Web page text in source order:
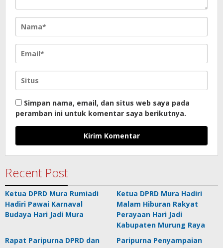
Simpan nama, email, dan situs web saya pada
peramban ini untuk komentar saya berikutnya.
Recent Post
Ketua DPRD Mura Rumiadi
Hadiri Pawai Karnaval
Budaya Hari Jadi Mura
Ketua DPRD Mura Hadiri
Malam Hiburan Rakyat
Perayaan Hari Jadi
Kabupaten Murung Raya
Rapat Paripurna DPRD dan
Paripurna Penyampaian